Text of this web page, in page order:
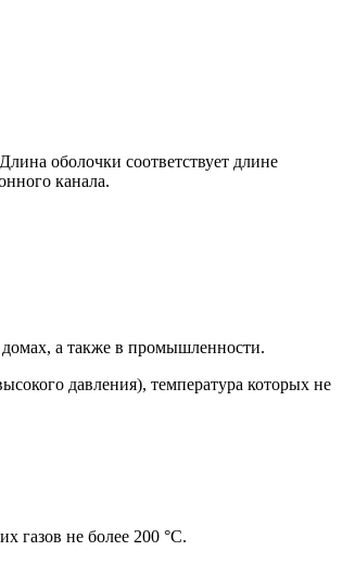
оболочки соответствует длине
канала.
а также в промышленности.
давления), температура которых не
газов не более 200 °С.